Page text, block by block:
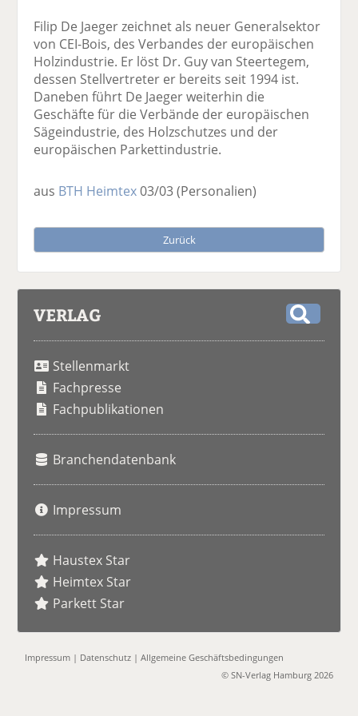
Filip De Jaeger zeichnet als neuer Generalsektor
von CEI-Bois, des Verbandes der europäischen
Holzindustrie. Er löst Dr. Guy van Steertegem,
dessen Stellvertreter er bereits seit 1994 ist.
Daneben führt De Jaeger weiterhin die
Geschäfte für die Verbände der europäischen
Sägeindustrie, des Holzschutzes und der
europäischen Parkettindustrie.
aus BTH Heimtex03/03(Personalien)
Zurück
VERLAG
Stellenmarkt
Fachpresse
Fachpublikationen
Branchendatenbank
Impressum
Haustex Star
Heimtex Star
Parkett Star
Impressum | Datenschutz |Allgemeine Geschäftsbedingungen
© SN-Verlag Hamburg 2026